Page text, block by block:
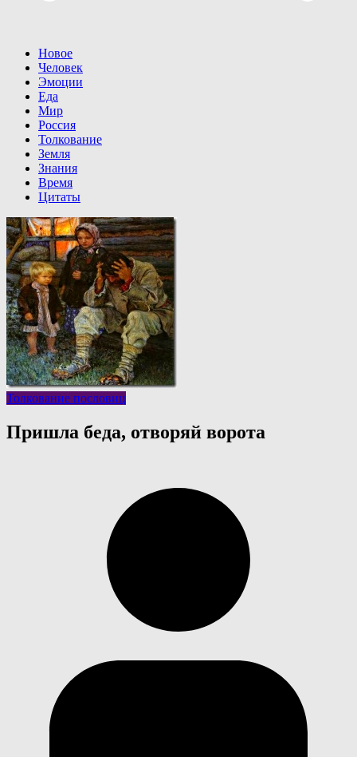
Новое
Человек
Эмоции
Еда
Мир
Россия
Толкование
Земля
Знания
Время
Цитаты
Толкование пословиц
Пришла беда, отворяй ворота